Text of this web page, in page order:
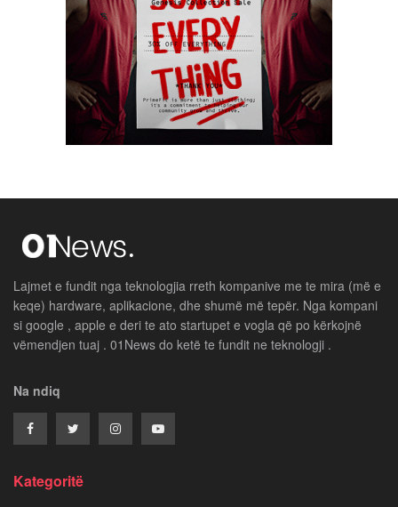
Lajmet e fundit nga teknologjia rreth kompanive me te mira (më e
keqe) hardware, aplikacione, dhe shumë më tepër. Nga kompani
si google , apple e deri te ato startupet e vogla që po kërkojnë
vëmendjen tuaj . 01News do ketë te fundit ne teknologji .
Na ndiq
Kategoritë